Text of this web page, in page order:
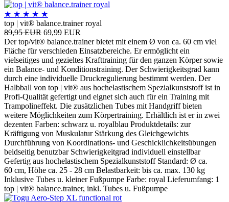
★ ★ ★ ★ ★
top | vit® balance.trainer royal
89,95 EUR 69,99 EUR
Der top/vit® balance.trainer bietet mit einem Ø von ca. 60 cm viel
Fläche für verschieden Einsatzbereiche. Er ermöglicht ein
vielseitiges und gezieltes Krafttraining für den ganzen Körper sowie
ein Balance- und Konditionstraining. Der Schwierigkeitsgrad kann
durch eine individuelle Druckregulierung bestimmt werden. Der
Halbball von top | vit® aus hochelastischem Spezialkunststoff ist in
Profi-Qualität gefertigt und eignet sich auch für ein Training mit
Trampolineffekt. Die zusätzlichen Tubes mit Handgriff bieten
weitere Möglichkeiten zum Körpertraining. Erhältlich ist er in zwei
dezenten Farben: schwarz u. royalblau Produktdetails: zur
Kräftigung von Muskulatur Stärkung des Gleichgewichts
Durchführung von Koordinations- und Geschicklichkeitsübungen
beidseitig benutzbar Schwierigkeitgrad individuell einstellbar
Gefertig aus hochelastischem Spezialkunststoff Standard: Ø ca.
60 cm, Höhe ca. 25 - 28 cm Belastbarkeit: bis ca. max. 130 kg
Inklusive Tubes u. kleiner Fußpumpe Farbe: royal Lieferumfang: 1
top | vit® balance.trainer, inkl. Tubes u. Fußpumpe